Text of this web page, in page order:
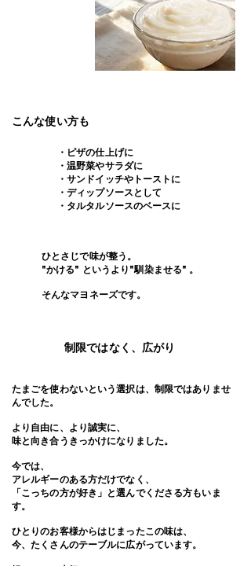
こんな使い方も
・ピザの仕上げに
・温野菜やサラダに
・サンドイッチやトーストに
・ディップソースとして
​・タルタルソースのベースに
ひとさじで味が整う。
"かける" というより"馴染ませる" 。
​そんなマヨネーズです。
制限ではなく、広がり
たまごを使わないという選択は、制限ではありませ
んでした。
より自由に、より誠実に、
味と向き合うきっかけになりました。
今では、
アレルギーのある方だけでなく、
「こっちの方が好き」と選んでくださる方もいま
す。
ひとりのお客様からはじまったこの味は、
今、たくさんのテーブルに広がっています。